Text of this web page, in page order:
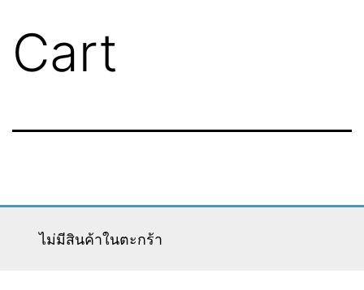
Cart
ไม่มีสินค้าในตะกร้า